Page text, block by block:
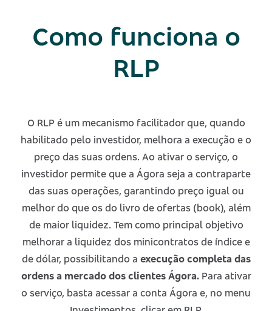
Como funciona o
RLP
O RLP é um mecanismo facilitador que, quando
habilitado pelo investidor, melhora a execução e o
preço das suas ordens. Ao ativar o serviço, o
investidor permite que a Ágora seja a contraparte
das suas operações, garantindo preço igual ou
melhor do que os do livro de ofertas (book), além
de maior liquidez. Tem como principal objetivo
melhorar a liquidez dos minicontratos de índice e
de dólar, possibilitando a execução completa das
ordens a mercado dos clientes Ágora.Para ativar
o serviço, basta acessar a conta Ágora e, no menu